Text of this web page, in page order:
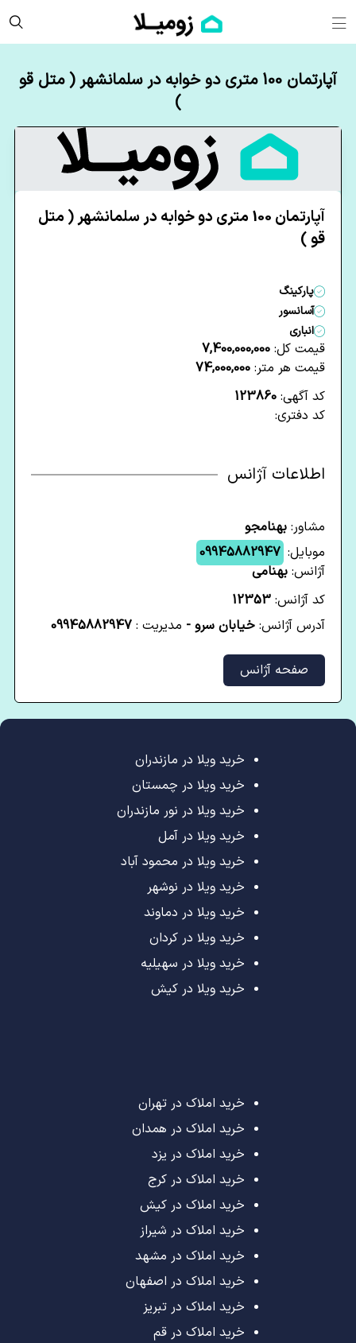
آپارتمان 100 متری دو خوابه در سلمانشهر ( متل قو
)
آپارتمان 100 متری دو خوابه در سلمانشهر ( متل
قو )
پارکینگ
آسانسور
انباری
قیمت کل: 7,400,000,000
قیمت هر متر: 74,000,000
کد آگهی: 123860
کد دفتری:
اطلاعات آژانس
مشاور: بهنامجو
موبایل: 09945882947
آژانس: بهنامی
کد آژانس: 12353
آدرس آژانس: خیابان سرو - مدیریت : 09945882947
صفحه آژانس
خرید ویلا در مازندران
خرید ویلا در چمستان
خرید ویلا در نور مازندران
خرید ویلا در آمل
خرید ویلا در محمود آباد
خرید ویلا در نوشهر
خرید ویلا در دماوند
خرید ویلا در کردان
خرید ویلا در سهیلیه
خرید ویلا در کیش
خرید املاک در تهران
خرید املاک در همدان
خرید املاک در یزد
خرید املاک در کرج
خرید املاک در کیش
خرید املاک در شیراز
خرید املاک در مشهد
خرید املاک در اصفهان
خرید املاک در تبریز
خرید املاک در قم